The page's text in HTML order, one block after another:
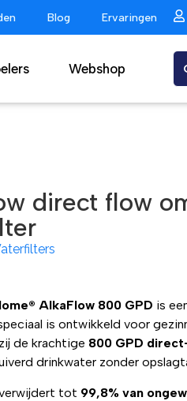
Blog Ervaringen
Webshop
direct flow
AlkaFlow 800 GPD is
is ontwikkeld voor
de krachtige 800 GPD
drinkwater zonder
tot 99,8% van